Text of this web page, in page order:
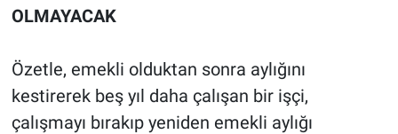
OLMAYACAK
Özetle, emekli olduktan sonra aylığını
kestirerek beş yıl daha çalışan bir işçi,
çalışmayı bırakıp yeniden emekli aylığı